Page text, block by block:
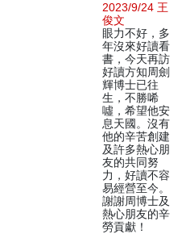
2023/9/24 王
俊文
眼力不好，多
年沒來好讀看
書，今天再訪
好讀方知周劍
輝博士已往
生，不勝唏
噓，希望他安
息天國。沒有
他的辛苦創建
及許多熱心朋
友的共同努
力，好讀不容
易經營至今。
謝謝周博士及
熱心朋友的辛
勞貢獻！